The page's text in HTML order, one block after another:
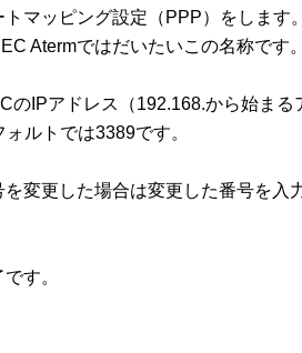
マッピング設定（PPP）をします
Atermではだいたいこの名称です。
IPアドレス（192.168.から始まる
ルトでは3389です。
変更した場合は変更した番号を入
す。